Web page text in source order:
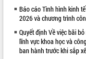
VIDEO
Không có file video nào để phát.
ALBUM ẢNH
Báo cáo Tình hình kinh
2026 và chương trình
Quyết định Về việc bãi
lĩnh vực khoa học và
ban hành trước khi sắp